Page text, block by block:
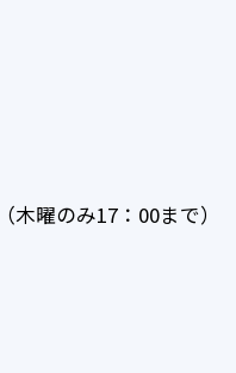
曜のみ17：00まで）